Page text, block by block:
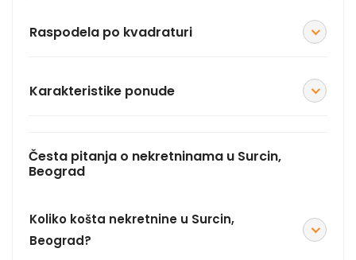
Raspodela po kvadraturi
Karakteristike ponude
Česta pitanja o nekretninama u Surcin,
Beograd
Koliko košta nekretnine u Surcin,
Beograd?